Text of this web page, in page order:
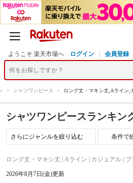
ようこそ 楽天市場へ ログイン 会員登録
> シャツワンピース > ロング丈・マキシ丈,Aライン,
シャツワンピースランキン
条件で
ロング丈・マキシ丈 | Aライン | カジュアル | プ
2026年8月7日(金)更新